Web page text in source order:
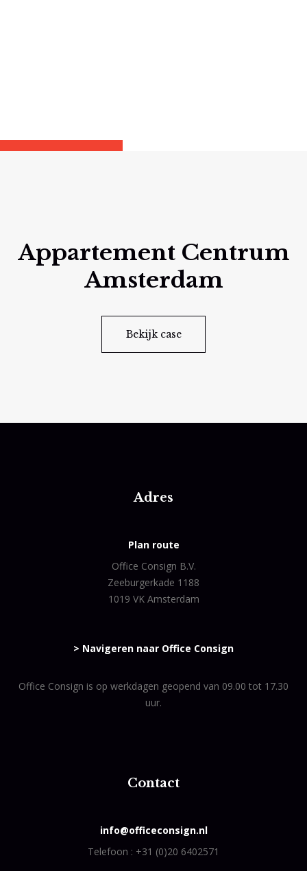
Appartement Centrum
Amsterdam
Bekijk case
Adres
Plan route
Office Consign B.V.
Zeeburgerkade 1188
1019 VK Amsterdam
> Navigeren naar Office Consign
Office Consign is op werkdagen geopend van 09.00 tot 17.30
uur.
Contact
info@officeconsign.nl
Telefoon : +31 (0)20 6402571